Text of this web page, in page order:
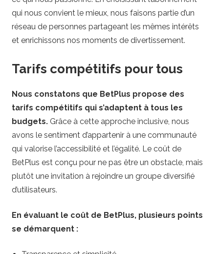
qui nous convient le mieux, nous faisons partie d’un
réseau de personnes partageant les mêmes intérêts
et enrichissons nos moments de divertissement.
Tarifs compétitifs pour tous
Nous constatons que BetPlus propose des
tarifs compétitifs qui s’adaptent à tous les
budgets. Grâce à cette approche inclusive, nous
avons le sentiment d’appartenir à une communauté
qui valorise l’accessibilité et l’égalité. Le coût de
BetPlus est conçu pour ne pas être un obstacle, mais
plutôt une invitation à rejoindre un groupe diversifié
d’utilisateurs.
En évaluant le coût de BetPlus, plusieurs points
se démarquent :